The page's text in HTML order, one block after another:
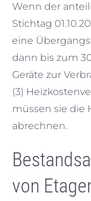
Wenn der
Stichtag
eine
dann bis zum
Geräte zur
(3)
müssen sie die
abrechnen.
von